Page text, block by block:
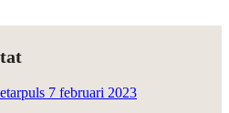
7 februari 2023